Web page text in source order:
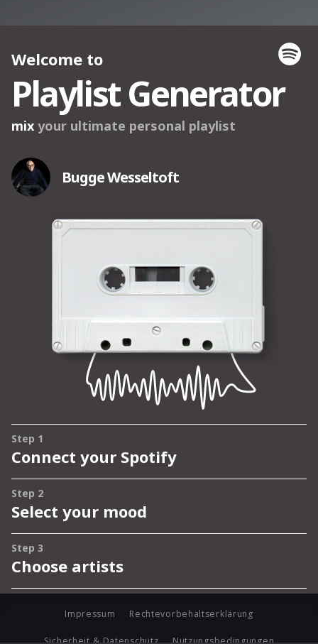
Impressum Rechtevorbehaltserklärung
Sicherheit & Datenschutz Nutzungsbedingungen